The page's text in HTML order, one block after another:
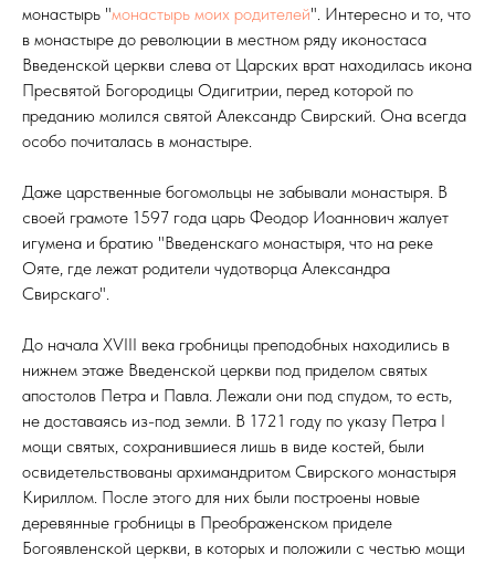
монастырь "монастырь моих родителей". Интересно и то, что
в монастыре до революции в местном ряду иконостаса
Введенской церкви слева от Царских врат находилась икона
Пресвятой Богородицы Одигитрии, перед которой по
преданию молился святой Александр Свирский. Она всегда
особо почиталась в монастыре.
Даже царственные богомольцы не забывали монастыря. В
своей грамоте 1597 года царь Феодор Иоаннович жалует
игумена и братию "Введенскаго монастыря, что на реке
Ояте, где лежат родители чудотворца Александра
Свирскаго".
До начала XVIII века гробницы преподобных находились в
нижнем этаже Введенской церкви под приделом святых
апостолов Петра и Павла. Лежали они под спудом, то есть,
не доставаясь из-под земли. В 1721 году по указу Петра I
мощи святых, сохранившиеся лишь в виде костей, были
освидетельствованы архимандритом Свирского монастыря
Кириллом. После этого для них были построены новые
деревянные гробницы в Преображенском приделе
Богоявленской церкви, в которых и положили с честью мощи